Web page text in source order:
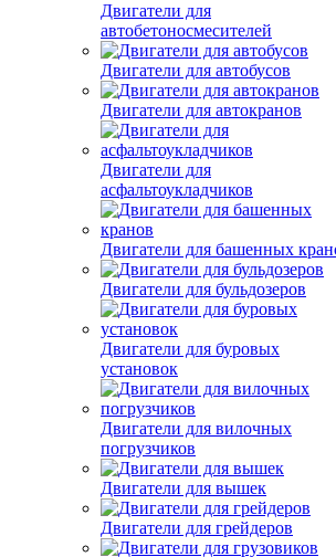
Двигатели для
автобетоносмесителей
Двигатели для автобусов
Двигатели для автокранов
Двигатели для
асфальтоукладчиков
Двигатели для башенных
Двигатели для бульдозеров
Двигатели для буровых
установок
Двигатели для вилочных
погрузчиков
Двигатели для вышек
Двигатели для грейдеров